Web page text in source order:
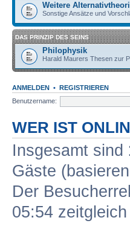
Weitere
Sonstige Ansätze und
DAS PRINZIP DES SEINS
Philophysik
Harald Maurers Thesen zur
ANMELDEN • REGISTRIEREN
Benutzername:
WER IST
Insgesamt sind
Gäste
Der
05:54